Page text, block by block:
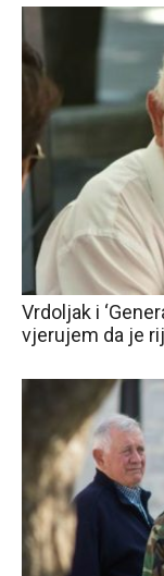
Vrdoljak i
vjerujem da je